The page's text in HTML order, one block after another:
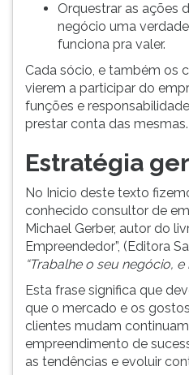
Orquestrar as ações
negócio uma
funciona pra valer.
Cada sócio, e também os
vierem a participar do
funções e
prestar conta das mesmas.
Estratégia
No Inicio deste texto
conhecido consultor de
Michael Gerber, autor do
Empreendedor”, (Editora
“Trabalhe o seu negócio,
Esta frase significa que
que o mercado e os
clientes mudam
empreendimento de
as tendências e evoluir